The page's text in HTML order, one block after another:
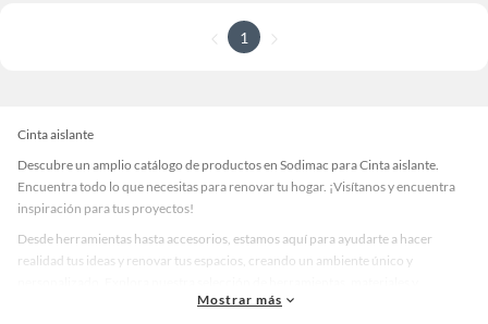
1
Cinta aislante
Descubre un amplio catálogo de productos en Sodimac para Cinta aislante.
Encuentra todo lo que necesitas para renovar tu hogar. ¡Visítanos y encuentra
inspiración para tus proyectos!
Desde herramientas hasta accesorios, estamos aquí para ayudarte a hacer
realidad tus ideas y renovar tus espacios, creando un ambiente único y
accesorios de calidad que te ayudarán a crear un espacio más tú.
Mostrar más